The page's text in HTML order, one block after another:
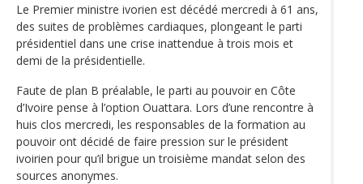
Le Premier ministre ivorien est décédé mercredi à 61 ans,
des suites de problèmes cardiaques, plongeant le parti
présidentiel dans une crise inattendue à trois mois et
demi de la présidentielle.
Faute de plan B préalable, le parti au pouvoir en Côte
d’Ivoire pense à l’option Ouattara. Lors d’une rencontre à
huis clos mercredi, les responsables de la formation au
pouvoir ont décidé de faire pression sur le président
ivoirien pour qu’il brigue un troisième mandat selon des
sources anonymes.